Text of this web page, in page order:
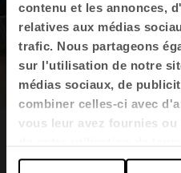
contenu et les annonces,
relatives aux médias
trafic. Nous partageons
sur l'utilisation de notre
médias sociaux, de
combiner celles-ci avec
vous leur avez fournies